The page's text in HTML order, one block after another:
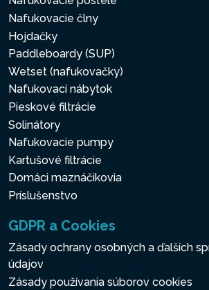
Nafukovacie člny
Hojdačky
Paddleboardy (SUP)
Wetset (nafukovačky)
Nafukovací nábytok
Pieskové filtrácie
Solinátory
Nafukovacie pumpy
Kartušové filtrácie
Domáci maznáčikovia
Príslušenstvo
GDPR a Cookies
Zásady ochrany osobných a ďalších
údajov
Zásady používania súborov cookies